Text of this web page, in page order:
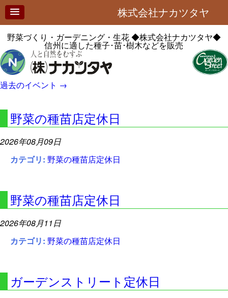
株式会社ナカツタヤ
野菜づくり・ガーデニング・生花◆株式会社ナカツタヤ◆
信州に適した種子･苗･樹木などを販売
過去のイベント →
野菜の種苗店定休日
2026年08月09日
カテゴリ: 野菜の種苗店定休日
野菜の種苗店定休日
2026年08月11日
カテゴリ: 野菜の種苗店定休日
ガーデンストリート定休日